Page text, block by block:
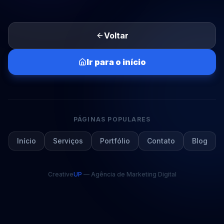
Voltar
Ir para o início
PÁGINAS POPULARES
Início Serviços Portfólio Contato Blog
CreativeUP — Agência de Marketing Digital